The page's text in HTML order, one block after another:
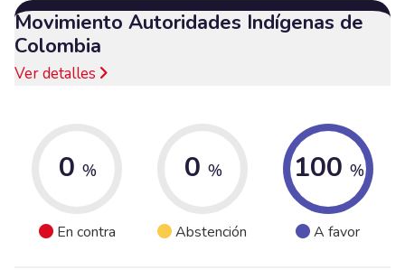
Movimiento Autoridades Indígenas de
Colombia
Ver detalles
0 %
En contra
0 %
Abstención
100 %
A favor